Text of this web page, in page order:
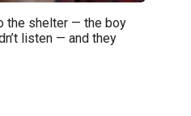
the shelter — the boy
listen — and they